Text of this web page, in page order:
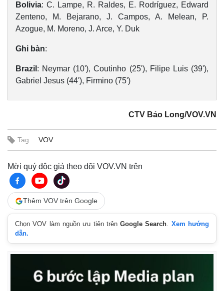
Kinh tế
Bất động sản
Khởi nghiệp
Tỷ giá
Giá cà phê
Bolivia: C. Lampe, R. Raldes, E. Rodríguez, Edward
Zenteno, M. Bejarano, J. Campos, A. Melean, P.
Azogue, M. Moreno, J. Arce, Y. Duk
Ghi bàn:
Brazil : Neymar (10'), Coutinho (25'), Filipe Luis (39'),
Gabriel Jesus (44'), Firmino (75')
CTV Bảo Long/VOV.VN
Tag: VOV
Mời quý độc giả theo dõi VOV.VN trên
Thêm VOV trên Google
Chọn VOV làm nguồn ưu tiên trênGoogle Search. Xem hướng
dẫn.